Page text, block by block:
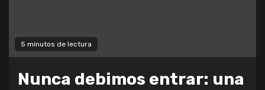
5 minutos de lectura
Nunca debimos entrar: una